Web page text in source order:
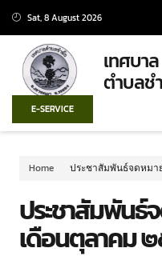
Sat, 8 August 2026
เทศบาล
ตำบลช
E-SERVICE
Home ประชาสัมพันธ์จดหมา
ประชาสัมพันธ์
เดือนตุลาคม